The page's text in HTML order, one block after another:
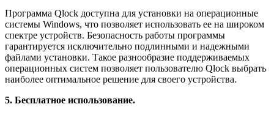
Программа Qlock доступна для установки на операционные
системы Windows, что позволяет использовать ее на широком
спектре устройств. Безопасность работы программы
гарантируется исключительно подлинными и надежными
файлами установки. Такое разнообразие поддерживаемых
операционных систем позволяет пользователю Qlock выбрать
наиболее оптимальное решение для своего устройства.
5. Бесплатное использование.